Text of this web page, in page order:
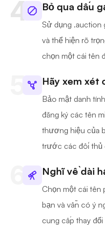
Bỏ qua dấu
Sử dụng .auction
và thể hiện rõ
chọn một cái tên
Hãy xem xét
Bảo mật danh
đăng ký các tên
thương hiệu của
trước các đối thủ
Nghĩ về dài
Chọn một cái tên
bạn và vẫn có ý
cung cấp thay